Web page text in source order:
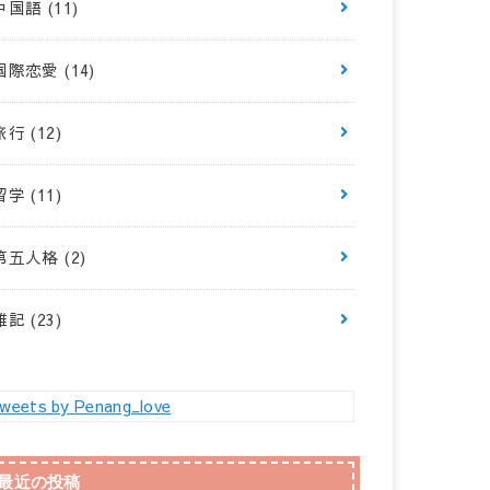
国語 (11)
際恋愛 (14)
行 (12)
学 (11)
五人格 (2)
記 (23)
by Penang_love
近の投稿